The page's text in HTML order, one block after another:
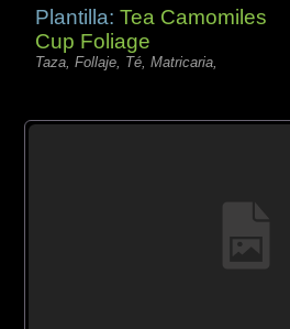
Plantilla:Tea Camomiles
Cup Foliage
Taza, Follaje, Té, Matricaria,